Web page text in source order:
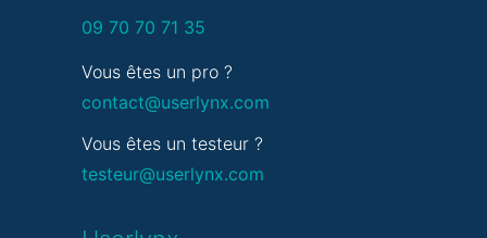
09 70 70 71 35
Vous êtes un pro ?
contact@userlynx.com
Vous êtes un testeur ?
testeur@userlynx.com